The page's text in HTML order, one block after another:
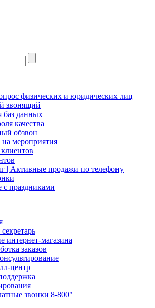
физических и юридических лиц
звонящий
баз данных
качества
обзвон
мероприятия
| Активные продажи по телефону
с праздниками
интернет-магазина
заказов
центр
звонки 8-800"